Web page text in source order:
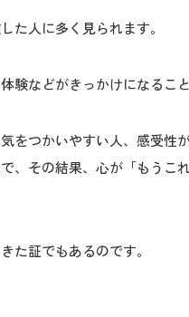
た人に多く見られます。
験などがきっかけになること
をつかいやすい人、感受性
、その結果、心が「もうこ
た証でもあるのです。